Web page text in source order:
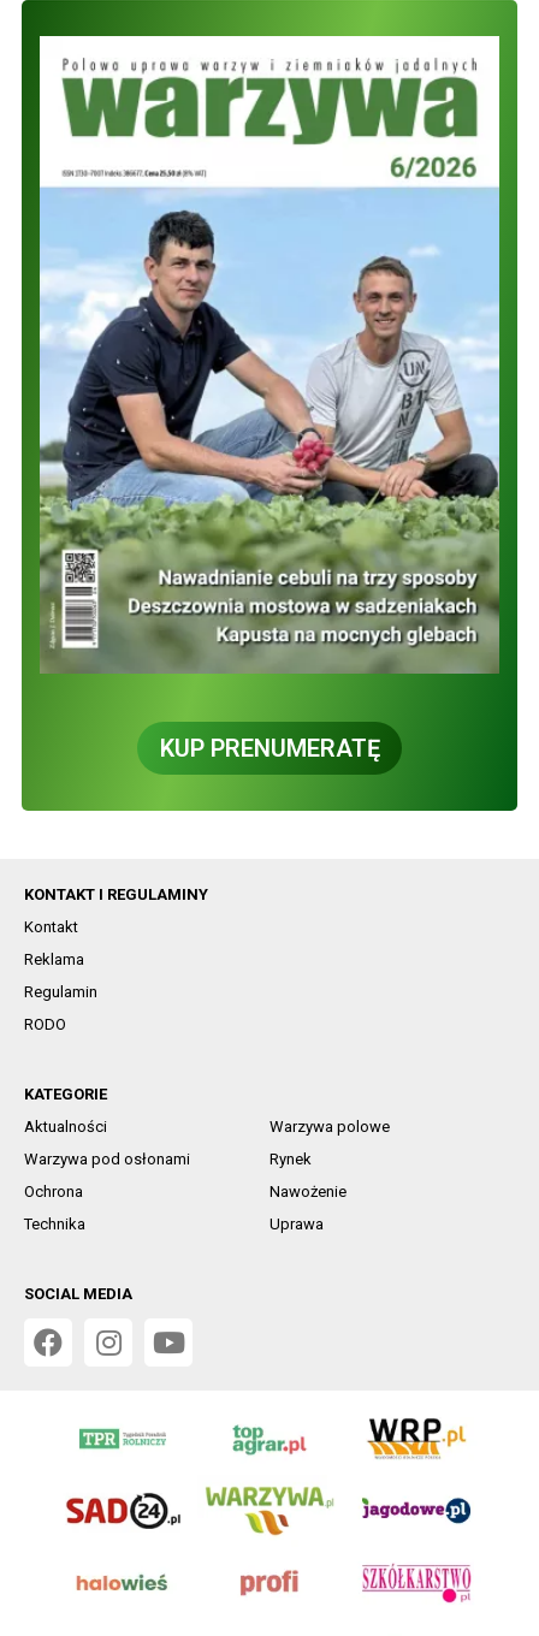
KUP PRENUMERATĘ
KONTAKT I REGULAMINY
Kontakt
Reklama
Regulamin
RODO
KATEGORIE
Aktualności
Warzywa polowe
Warzywa pod osłonami
Rynek
Ochrona
Nawożenie
Technika
Uprawa
SOCIAL MEDIA